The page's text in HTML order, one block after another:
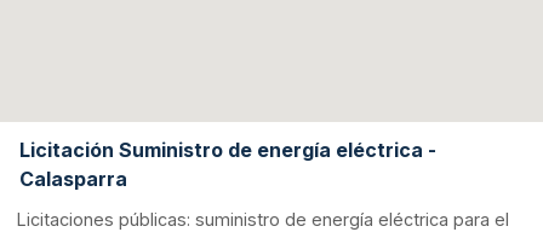
Licitación Suministro de energía eléctrica -
Calasparra
Licitaciones públicas: suministro de energía eléctrica para el